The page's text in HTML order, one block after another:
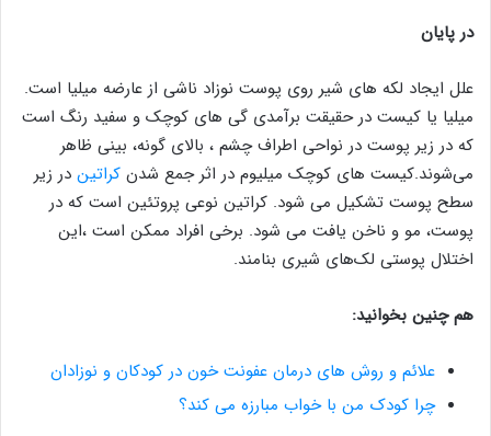
در پایان
علل ایجاد لکه های شیر روی پوست نوزاد ناشی از عارضه میلیا است.
میلیا یا کیست در حقیقت برآمدی گی های کوچک و سفید رنگ است
که در زیر پوست در نواحی اطراف چشم ، بالای گونه، بینی ظاهر
می‌شوند.کیست های کوچک میلیوم در اثر جمع شدن کراتین در زیر
سطح پوست تشکیل می شود. کراتین نوعی پروتئین است که در
پوست، مو و ناخن یافت می شود. برخی افراد ممکن است ،این
اختلال پوستی لک‌های شیری بنامند.
هم چنین بخوانید:
علائم و روش های درمان عفونت خون در کودکان و نوزادان
چرا کودک من با خواب مبارزه می کند؟